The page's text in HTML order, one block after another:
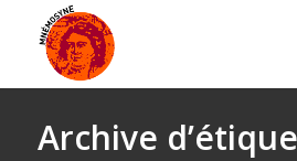
Archive